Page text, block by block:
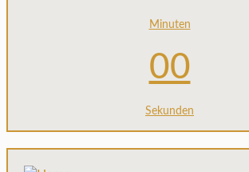
Minuten
00
Sekunden